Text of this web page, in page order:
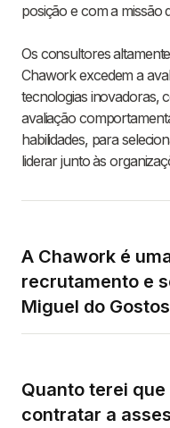
posição e com a missão
Os consultores
Chawork excedem a
tecnologias inovadoras,
avaliação
habilidades, para
liderar junto às
A Chawork é
recrutamento e
Miguel do
Quanto terei
contratar a